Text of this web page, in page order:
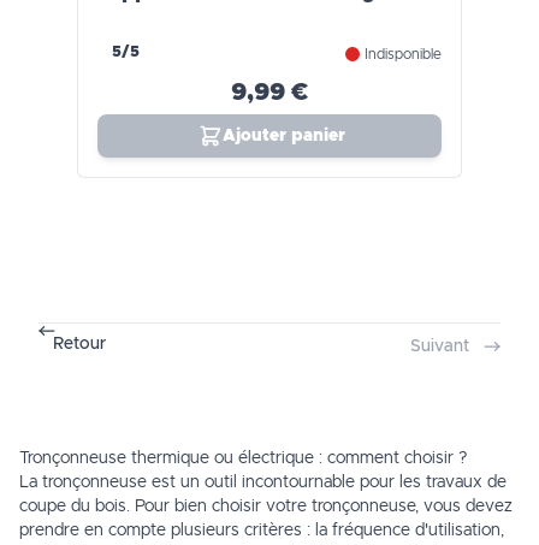
5/5 Indisponible
9,99 €
Ajouter panier
Retour Suivant
Tronçonneuse thermique ou électrique : comment choisir ?
La tronçonneuse est un outil incontournable pour les travaux de
coupe du bois. Pour bien choisir votre tronçonneuse, vous devez
prendre en compte plusieurs critères : la fréquence d'utilisation,